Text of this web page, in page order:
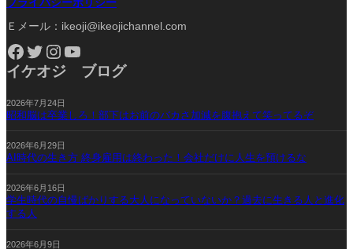
Ｅメール：ikeoji@ikeojichannel.com
Facebook Twitter Instagram YouTube
イケオジ ブログ
2026年7月24日
昭和脳は卒業しろ！部下はお前のバカさ加減を腹抱えて笑ってるぞ
2026年6月29日
AI時代の生き方 終身雇用は終わった！会社だけに人生を預けるな
2026年6月16日
学生時代の自慢ばかりする大人になっていないか？過去に生きる人と進化
する人
2026年6月9日